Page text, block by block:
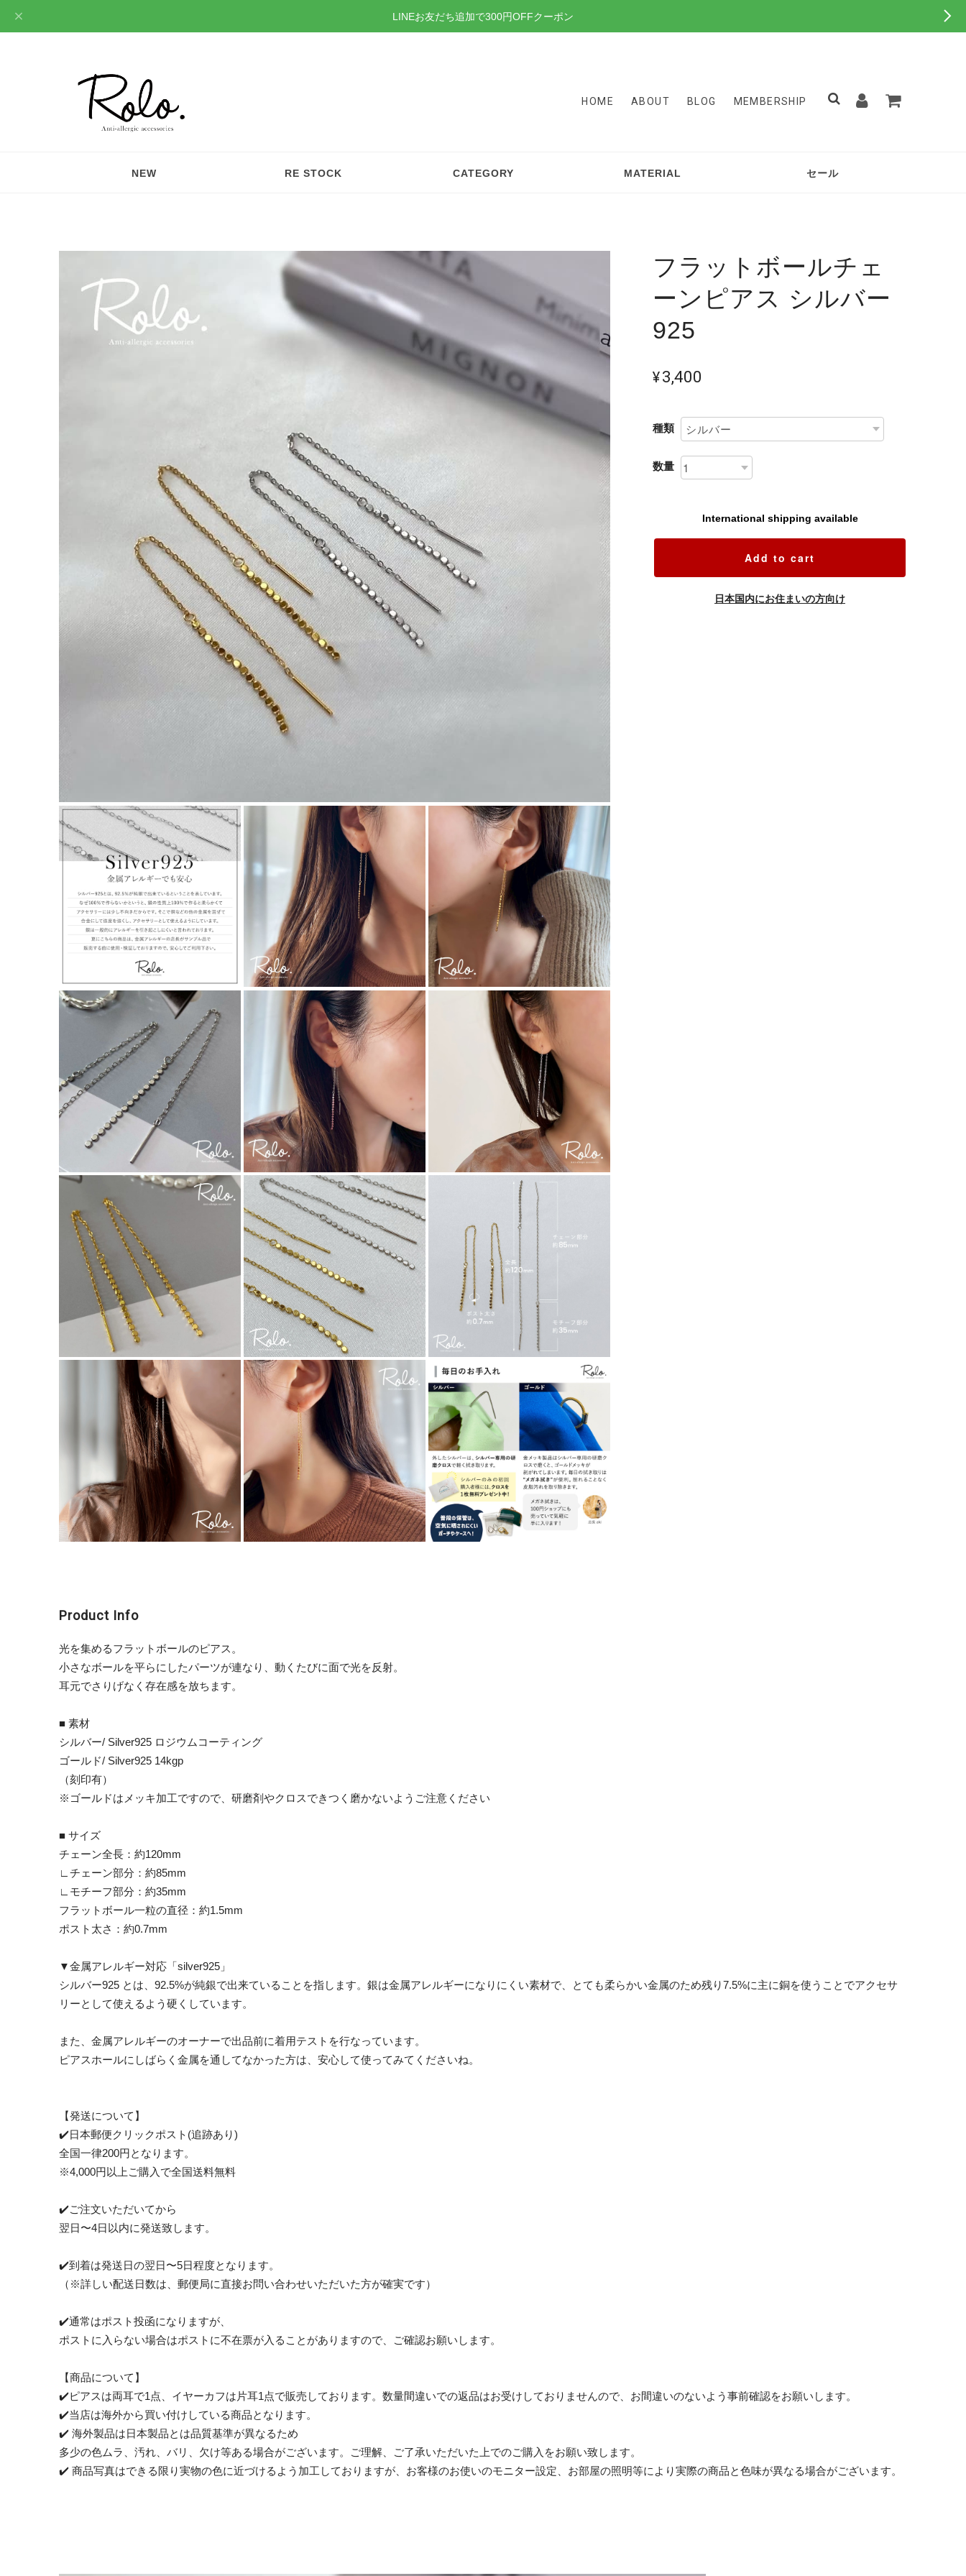
LINEお友だち追加で300円OFFクーポン
HOME ABOUT BLOG MEMBERSHIP
NEW RE STOCK CATEGORY MATERIAL セール
フラットボールチェ
ーンピアス シルバー
925
¥3,400
種類
数量
International shipping available
Add to cart
日本国内にお住まいの方向け
Product Info
光を集めるフラットボールのピアス。
小さなボールを平らにしたパーツが連なり、動くたびに面で光を反射。
耳元でさりげなく存在感を放ちます。
■ 素材
シルバー/ Silver925 ロジウムコーティング
ゴールド/ Silver925 14kgp
（刻印有）
※ゴールドはメッキ加工ですので、研磨剤やクロスできつく磨かないようご注意ください
■ サイズ
チェーン全長：約120mm
∟チェーン部分：約85mm
∟モチーフ部分：約35mm
フラットボール一粒の直径：約1.5mm
ポスト太さ：約0.7mm
▼金属アレルギー対応「silver925」
シルバー925 とは、92.5%が純銀で出来ていることを指します。銀は金属アレルギーになりにくい素材で、とても柔らかい金属のため残り7.5%に主に銅を使うことでアクセサ
リーとして使えるよう硬くしています。
また、金属アレルギーのオーナーで出品前に着用テストを行なっています。
ピアスホールにしばらく金属を通してなかった方は、安心して使ってみてくださいね。
【発送について】
✔️日本郵便クリックポスト(追跡あり)
全国一律200円となります。
※4,000円以上ご購入で全国送料無料
✔️ご注文いただいてから
翌日〜4日以内に発送致します。
✔️到着は発送日の翌日〜5日程度となります。
（※詳しい配送日数は、郵便局に直接お問い合わせいただいた方が確実です）
✔️通常はポスト投函になりますが、
ポストに入らない場合はポストに不在票が入ることがありますので、ご確認お願いします。
【商品について】
✔️ピアスは両耳で1点、イヤーカフは片耳1点で販売しております。数量間違いでの返品はお受けしておりませんので、お間違いのないよう事前確認をお願いします。
✔️当店は海外から買い付けしている商品となります。
✔️ 海外製品は日本製品とは品質基準が異なるため
多少の色ムラ、汚れ、バリ、欠け等ある場合がございます。ご理解、ご了承いただいた上でのご購入をお願い致します。
✔️ 商品写真はできる限り実物の色に近づけるよう加工しておりますが、お客様のお使いのモニター設定、お部屋の照明等により実際の商品と色味が異なる場合がございます。